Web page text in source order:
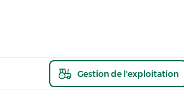
Gestion de l'exploitation